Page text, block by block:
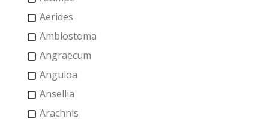
Aerides
Amblostoma
Angraecum
Anguloa
Ansellia
Arachnis